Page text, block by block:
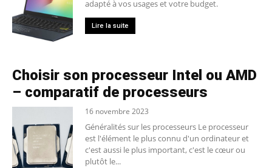
adapté à vos usages et votre budget.
Lire la suite
Choisir son processeur Intel ou AMD
– comparatif de processeurs
16 novembre 2023
Généralités sur les processeurs Le processeur
est l'élément le plus connu d'un ordinateur et
c'est aussi le plus important, c'est le cœur ou
plutôt le...